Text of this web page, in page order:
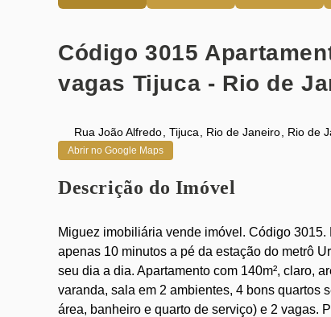
Código 3015
vagas Tijuca - Rio de
Rua João Alfredo Tijuca Rio de Janeiro Rio de
Abrir no Google Maps
Descrição do Imóvel
Miguez imobiliária vende imóvel. Código
apenas 10 minutos a pé da estação do metrô
seu dia a dia. Apartamento com 140m², claro,
varanda, sala em 2 ambientes, 4 bons quartos
área, banheiro e quarto de serviço) e 2 vagas.